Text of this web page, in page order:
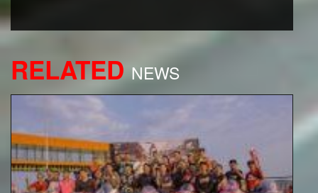
RELATED NEWS